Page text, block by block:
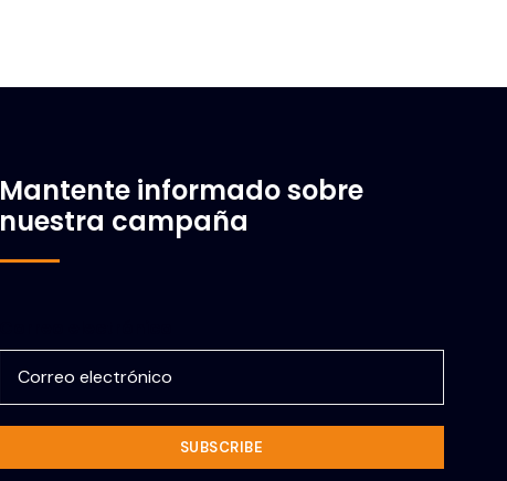
Mantente informado sobre
nuestra campaña